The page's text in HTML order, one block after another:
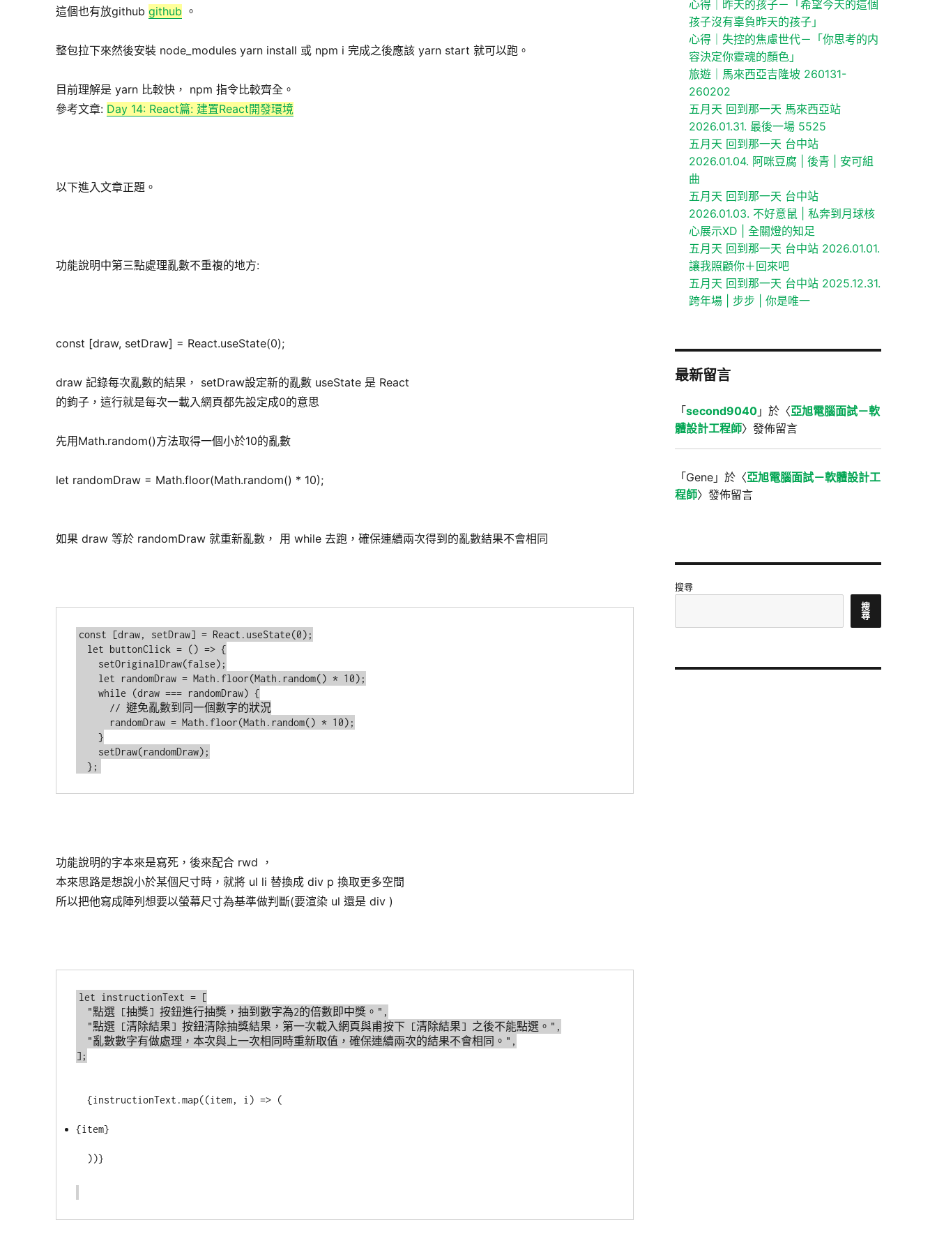
這個也有放githubgithub 。
整包拉下來然後安裝 node_modules yarn install 或 npm i 完成之後應該 yarn start 就可以跑。
目前理解是 yarn 比較快， npm 指令比較齊全。
參考文章: Day 14: React篇: 建置React開發環境
以下進入文章正題。
功能說明中第三點處理亂數不重複的地方:
const [draw, setDraw] = React.useState(0);
draw 記錄每次亂數的結果， setDraw設定新的亂數 useState 是 React
的鉤子，這行就是每次一載入網頁都先設定成0的意思
先用Math.random()方法取得一個小於10的亂數
let randomDraw = Math.floor(Math.random() * 10);
如果 draw 等於 randomDraw 就重新亂數， 用 while 去跑，確保連續兩次得到的亂數結果不會相同
const [draw, setDraw] = React.useState(0);
    while (draw === randomDraw) {
    }
  };
功能說明的字本來是寫死，後來配合 rwd ，
本來思路是想說小於某個尺寸時，就將 ul li 替換成 div p 換取更多空間
所以把他寫成陣列想要以螢幕尺寸為基準做判斷(要渲染 ul 還是 div )
let instructionText = [
];
  {instructionText.map((item, i) => (
{item}
心得｜昨天的孩子－「希望今天的這個
孩子沒有辜負昨天的孩子」
心得｜失控的焦慮世代－「你思考的内
容決定你靈魂的顏色」
旅遊｜馬來西亞吉隆坡 260131-
260202
五月天 回到那一天 馬來西亞站
2026.01.31. 最後一場 5525
五月天 回到那一天 台中站
2026.01.04. 阿咪豆腐 | 後青 | 安可組
曲
五月天 回到那一天 台中站
2026.01.03. 不好意鼠 | 私奔到月球核
心展示XD | 全關燈的知足
五月天 回到那一天 台中站 2026.01.01.
讓我照顧你＋回來吧
五月天 回到那一天 台中站 2025.12.31.
跨年場 | 步步 | 你是唯一
最新留言
「second9040」於〈亞旭電腦面試－軟
體設計工程師〉發佈留言
「Gene」於〈亞旭電腦面試－軟體設計工
程師〉發佈留言
搜尋
搜
尋